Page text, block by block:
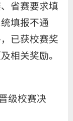
省赛要求填
填报不通
已获校赛奖
相关奖励。
级校赛决